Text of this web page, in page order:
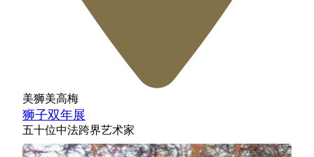
美狮美高梅
狮子双年展
五十位中法跨界艺术家